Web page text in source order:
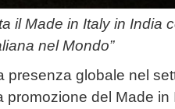
il Made in Italy in India
nel Mondo”
presenza globale nel
promozione del Made